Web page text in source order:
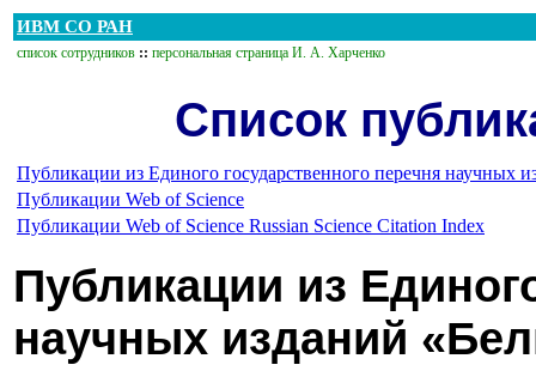
ИВМ СО РАН
список сотрудников :: персональная страница И. А. Харченко
Список
Публикации из Единого государственного перечня научных
Публикации Web of Science
Публикации Web of Science Russian Science Citation Index
Публикации из
научных изданий